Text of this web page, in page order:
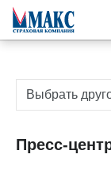
Пресс-
Выбрать